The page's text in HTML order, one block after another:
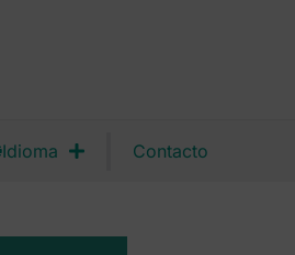
Idioma Contacto